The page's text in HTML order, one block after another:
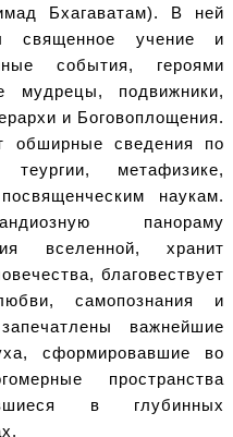
Бхагаватам). В ней
священное учение и
события, героями
мудрецы, подвижники,
и Боговоплощения.
обширные сведения по
теургии, метафизике,
наукам.
панораму
вселенной, хранит
благовествует
самопознания и
важнейшие
сформировавшие во
пространства
в глубинных